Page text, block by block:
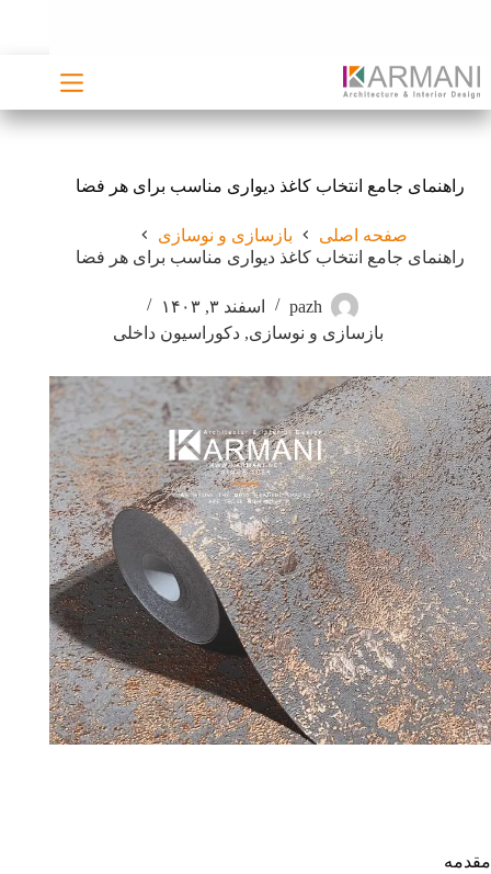
راهنمای جامع انتخاب کاغذ دیواری مناسب برای هر فضا
صفحه اصلی
بازسازی و نوسازی
راهنمای جامع انتخاب کاغذ دیواری مناسب برای هر فضا
pazh
اسفند ۳, ۱۴۰۳
بازسازی و نوسازی,دکوراسیون داخلی
مقدمه